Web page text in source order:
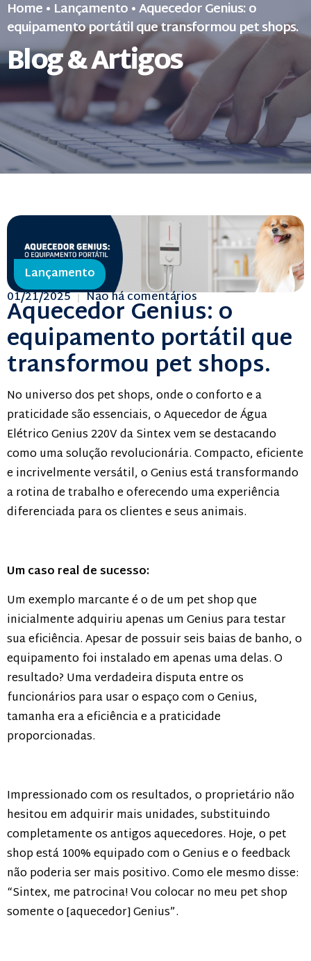
Home• Lançamento•Aquecedor Genius: o
equipamento portátil que transformou pet shops.
Blog & Artigos
Lançamento
01/21/2025
Não há comentários
Aquecedor Genius: o
equipamento portátil que
transformou pet shops.
No universo dos pet shops, onde o conforto e a
praticidade são essenciais, o Aquecedor de Água
Elétrico Genius 220V da Sintex vem se destacando
como uma solução revolucionária. Compacto, eficiente
e incrivelmente versátil, o Genius está transformando
a rotina de trabalho e oferecendo uma experiência
diferenciada para os clientes e seus animais.
Um caso real de sucesso:
Um exemplo marcante é o de um pet shop que
inicialmente adquiriu apenas um Genius para testar
sua eficiência. Apesar de possuir seis baias de banho, o
equipamento foi instalado em apenas uma delas. O
resultado? Uma verdadeira disputa entre os
funcionários para usar o espaço com o Genius,
tamanha era a eficiência e a praticidade
proporcionadas.
Impressionado com os resultados, o proprietário não
hesitou em adquirir mais unidades, substituindo
completamente os antigos aquecedores. Hoje, o pet
shop está 100% equipado com o Genius e o feedback
não poderia ser mais positivo. Como ele mesmo disse:
“Sintex, me patrocina! Vou colocar no meu pet shop
somente o [aquecedor] Genius”.